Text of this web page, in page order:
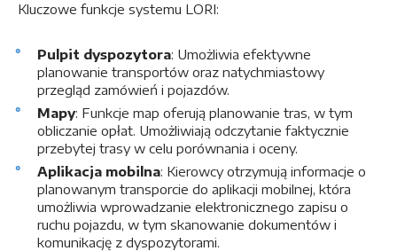
Kluczowe funkcje systemu LORI:
Pulpit dyspozytora: Umożliwia efektywne
planowanie transportów oraz natychmiastowy
przegląd zamówień i pojazdów.
Mapy: Funkcje map oferują planowanie tras, w tym
obliczanie opłat. Umożliwiają odczytanie faktycznie
przebytej trasy w celu porównania i oceny.
Aplikacja mobilna: Kierowcy otrzymują informacje o
planowanym transporcie do aplikacji mobilnej, która
umożliwia wprowadzanie elektronicznego zapisu o
ruchu pojazdu, w tym skanowanie dokumentów i
komunikację z dyspozytorami.